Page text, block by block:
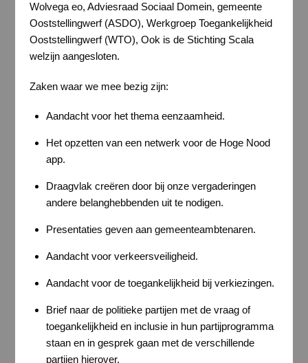
Wolvega eo, Adviesraad Sociaal Domein, gemeente
Ooststellingwerf (ASDO), Werkgroep Toegankelijkheid
Ooststellingwerf (WTO), Ook is de Stichting Scala
welzijn aangesloten.
Zaken waar we mee bezig zijn:
Aandacht voor het thema eenzaamheid.
Het opzetten van een netwerk voor de Hoge Nood
app.
Draagvlak creëren door bij onze vergaderingen
andere belanghebbenden uit te nodigen.
Presentaties geven aan gemeenteambtenaren.
Aandacht voor verkeersveiligheid.
Aandacht voor de toegankelijkheid bij verkiezingen.
Brief naar de politieke partijen met de vraag of
toegankelijkheid en inclusie in hun partijprogramma
staan en in gesprek gaan met de verschillende
partijen hierover.